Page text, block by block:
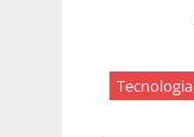
Tecnologia